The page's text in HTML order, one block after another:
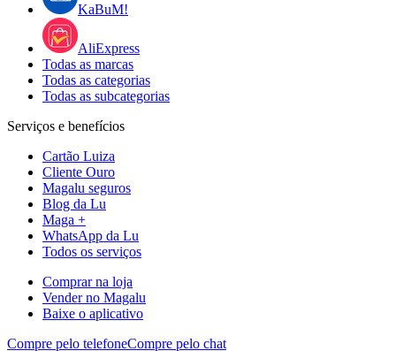
KaBuM!
AliExpress
Todas as marcas
Todas as categorias
Todas as subcategorias
Serviços e benefícios
Cartão Luiza
Cliente Ouro
Magalu seguros
Blog da Lu
Maga +
WhatsApp da Lu
Todos os serviços
Comprar na loja
Vender no Magalu
Baixe o aplicativo
Compre pelo telefoneCompre pelo chat